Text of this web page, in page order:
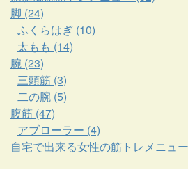
脚 (24)
ふくらはぎ (10)
太もも (14)
腕 (23)
三頭筋 (3)
二の腕 (5)
腹筋 (47)
アブローラー (4)
自宅で出来る女性の筋トレメニュ